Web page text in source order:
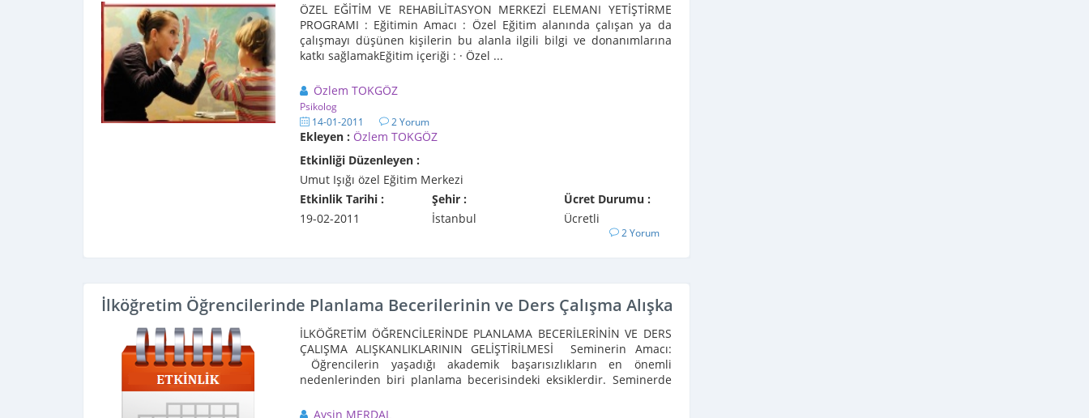
ÖZEL EĞİTİM VE REHABİLİTASYON MERKEZİ ELEMANI YETİŞTİRME
PROGRAMI : Eğitimin Amacı : Özel Eğitim alanında çalışan ya da
çalışmayı düşünen kişilerin bu alanla ilgili bilgi ve donanımlarına
katkı sağlamakEğitim içeriği : · Özel ...
Özlem TOKGÖZ
Psikolog
14-01-2011 2 Yorum
Ekleyen : Özlem TOKGÖZ
Etkinliği Düzenleyen :
Umut Işığı özel Eğitim Merkezi
Etkinlik Tarihi :
19-02-2011
Şehir :
İstanbul
Ücret Durumu :
Ücretli
2 Yorum
İlköğretim Öğrencilerinde Planlama Becerilerinin ve Ders Çalışma Alışkanlıklarının Geliştirilmesi
İLKÖĞRETİM ÖĞRENCİLERİNDE PLANLAMA BECERİLERİNİN VE DERS
ÇALIŞMA ALIŞKANLIKLARININ GELİŞTİRİLMESİ Seminerin Amacı:
Öğrencilerin yaşadığı akademik başarısızlıkların en önemli
nedenlerinden biri planlama becerisindeki eksiklerdir. Seminerde
Ayşin MERDAL